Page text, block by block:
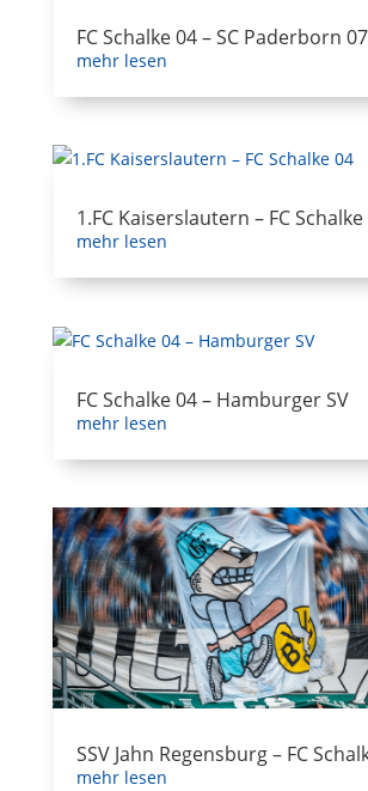
FC Schalke 04 – SC Paderborn 07
mehr lesen
1.FC Kaiserslautern – FC Schalke
mehr lesen
FC Schalke 04 – Hamburger SV
mehr lesen
SSV Jahn Regensburg – FC
mehr lesen